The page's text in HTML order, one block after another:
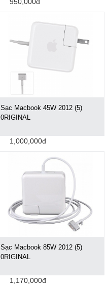
Sạc Macbook 45W 2012 (5)
0RIGINAL
1,000,000đ
Sạc Macbook 85W 2012 (5)
0RIGINAL
1,170,000đ